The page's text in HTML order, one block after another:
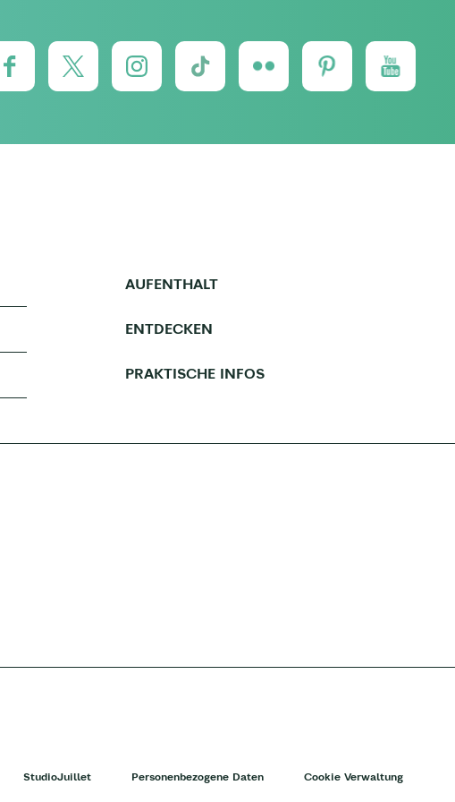
AUFENTHALT
ENTDECKEN
PRAKTISCHE INFOS
StudioJuillet Personenbezogene Daten Cookie Verwaltung